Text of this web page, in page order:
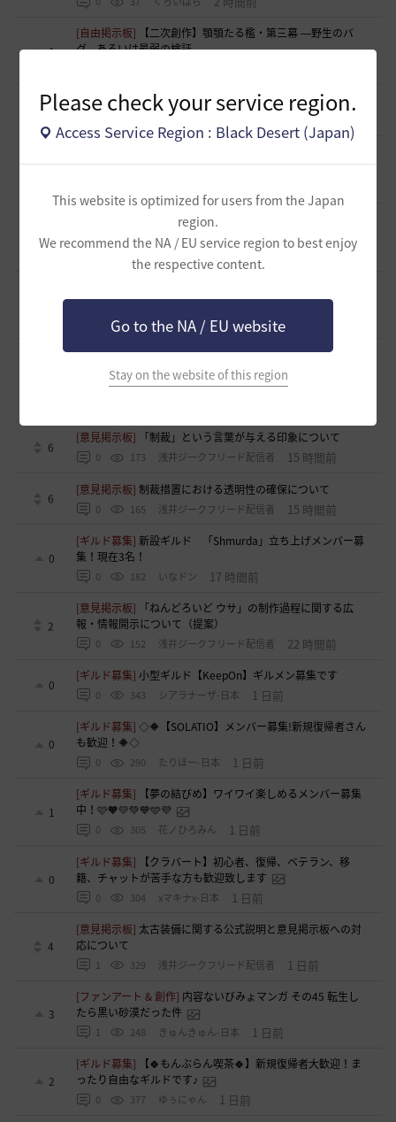
Please check your service region.
Access Service Region : Black Desert (Japan)
This website is optimized for users from the Japan
region.
We recommend the NA / EU service region to best enjoy
the respective content.
Go to the NA / EU website
Stay on the website of this region
1
[自由掲示板]
【二次創作】顎顎たる檻・第三幕 ―野生のバ
グ、あるいは最弱の検証―
5
[意見掲示板]日本法人としての立場について感じたこと
浅井ジークフリード配信者 8 時間前
1
自由度高めなギルドです！青の戦場⚓参戦中！！
0
生活寄りの小規模ギルド【月光浴場】は、現在
メンバー募集中！
194 柳と篝火 13 時間前
募集中です(〃･ω･ﾉ)ﾉ 💕
179 まっしろくろすけ 13 時間前
[ギルド募集]【はむちゃっぷ】完全無言・挨拶不要のソロ専
用ギルド🐾 給料マックス・ジュース飲み放題・バフ完備の
「大人の快適な空き地」
6
[意見掲示板] 「制裁」という言葉が与える印象について
0 173 浅井ジークフリード配信者 15 時間前
6
[意見掲示板]制裁措置における透明性の確保について
0 165 浅井ジークフリード配信者 15 時間前
0
[ギルド募集]新設ギルド 「Shmurda」立ち上げメンバー募
集！現在3名！
0 182 いなドン 17 時間前
2
[意見掲示板]
「ねんどろいど ウサ」の制作過程に関する広
報・情報開示について（提案）
0 152 浅井ジークフリード配信者 22 時間前
0
[ギルド募集]小型ギルド【KeepOn】ギルメン募集です
0 343 シアラナーザ-日本 1 日前
0
[ギルド募集]◇🔶【SOLATIO】メンバー募集!新規復帰者さん
も歓迎！🔶◇
0 290 たりほー-日本 1 日前
1
[ギルド募集]
【夢の結びめ】ワイワイ楽しめるメンバー募集
中！🩷🧡💛💚💙🩵💜
0 305 花ノひろみん 1 日前
0
[ギルド募集]
【クラバート】初心者、復帰、ベテラン、移
籍、チャットが苦手な方も歓迎致します
0 304 xマキナx-日本 1 日前
4
[意見掲示板] 太古装備に関する公式説明と意見掲示板への対
応について
1 329 浅井ジークフリード配信者 1 日前
3
[ファンアート & 創作] 内容ないびみょマンガ その45 転生し
たら黒い砂漠だった件
1 248 きゅんきゅん-日本 1 日前
2
[ギルド募集]
【🍀もんぶらん喫茶🍀】新規復帰者大歓迎！ま
ったり自由なギルドです♪
0 377 ゆぅにゃん 1 日前